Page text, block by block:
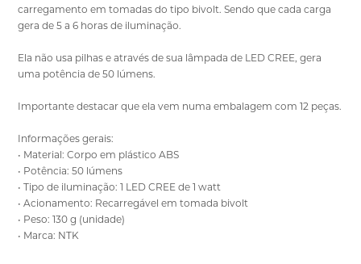
carregamento em tomadas do tipo bivolt. Sendo que cada carga
gera de 5 a 6 horas de iluminação.
Ela não usa pilhas e através de sua lâmpada de LED CREE, gera
uma potência de 50 lúmens.
Importante destacar que ela vem numa embalagem com 12 peças.
Informações gerais:
• Material: Corpo em plástico ABS
• Potência: 50 lúmens
• Tipo de iluminação: 1 LED CREE de 1 watt
• Acionamento: Recarregável em tomada bivolt
• Peso: 130 g (unidade)
• Marca: NTK